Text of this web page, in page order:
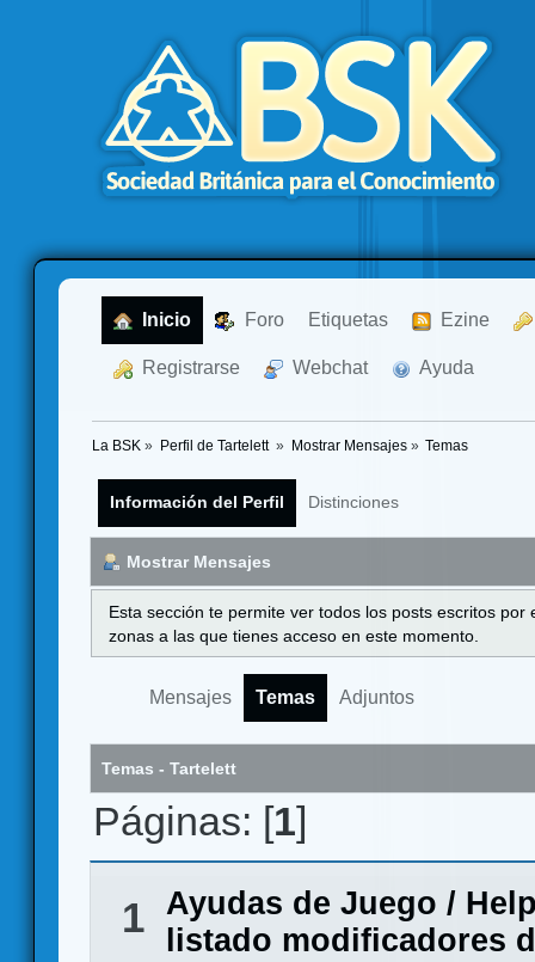
Inicio Foro Etiquetas Ezine
Registrarse Webchat Ayuda
La BSK » Perfil de Tartelett » Mostrar Mensajes» Temas
Información del Perfil Distinciones
Mostrar Mensajes
Esta sección te permite ver todos los posts escritos
zonas a las que tienes acceso en este momento.
Mensajes Temas Adjuntos
Temas - Tartelett
Páginas: [1]
1 Ayudas de Juego /
listado modificadores